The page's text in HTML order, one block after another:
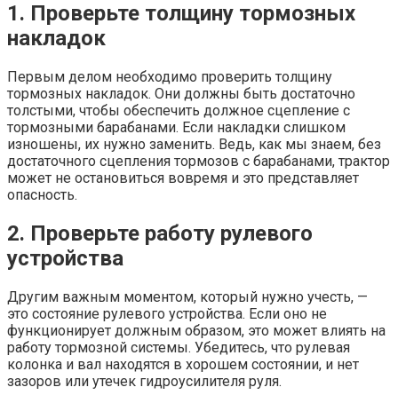
1. Проверьте толщину тормозных
накладок
Первым делом необходимо проверить толщину
тормозных накладок. Они должны быть достаточно
толстыми, чтобы обеспечить должное сцепление с
тормозными барабанами. Если накладки слишком
изношены, их нужно заменить. Ведь, как мы знаем, без
достаточного сцепления тормозов с барабанами, трактор
может не остановиться вовремя и это представляет
опасность.
2. Проверьте работу рулевого
устройства
Другим важным моментом, который нужно учесть, —
это состояние рулевого устройства. Если оно не
функционирует должным образом, это может влиять на
работу тормозной системы. Убедитесь, что рулевая
колонка и вал находятся в хорошем состоянии, и нет
зазоров или утечек гидроусилителя руля.